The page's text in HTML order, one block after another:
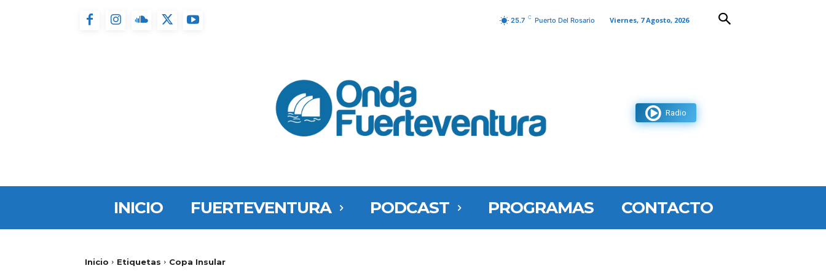
25.7 C Puerto Del Rosario Viernes, 7 Agosto, 2026
Radio
INICIO FUERTEVENTURA PODCAST PROGRAMAS CONTACTO
Inicio Etiquetas Copa Insular